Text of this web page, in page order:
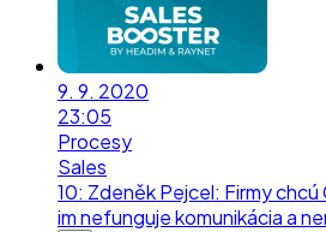
9. 9. 2020
23:05
Procesy
Sales
10: Zdeněk Pejcel: Firmy chcú
im nefunguje komunikácia a